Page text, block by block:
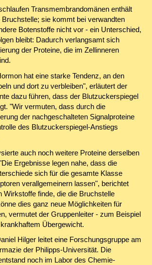
Transmembrandomänen enthält
Bruchstelle; sie kommt bei verwandten
Botenstoffe nicht vor - ein Unterschied,
bleibt: Dadurch verlangsamt sich
der Proteine, die im Zellinneren
hat eine starke Tendenz, an den
und dort zu verbleiben", erläutert der
dazu führen, dass der Blutzuckerspiegel
"Wir vermuten, dass durch die
der nachgeschalteten Signalproteine
des Blutzuckerspiegel-Anstiegs
auch noch weitere Proteine derselben
Ergebnisse legen nahe, dass die
sich für die gesamte Klasse
verallgemeinern lassen", berichtet
Wirkstoffe finde, die die Bruchstelle
dies ganz neue Möglichkeiten für
vermutet der Gruppenleiter - zum Beispiel
Übergewicht.
Hilger leitet eine Forschungsgruppe am
der Philipps-Universität. Die
noch im Labor des Chemie-